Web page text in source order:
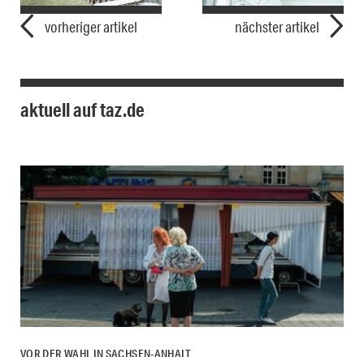
vorheriger artikel nächster artikel
aktuell auf taz.de